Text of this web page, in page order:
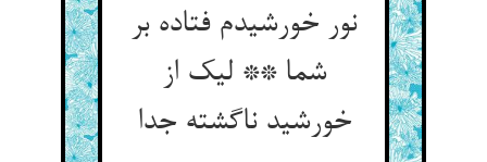
نور خورشیدم فتاده بر
شما ** لیک از
خورشید ناگشته جدا